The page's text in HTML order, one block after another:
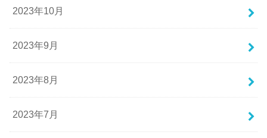
2023年10月
2023年9月
2023年8月
2023年7月